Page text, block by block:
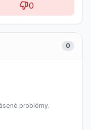
0
0
problémy.